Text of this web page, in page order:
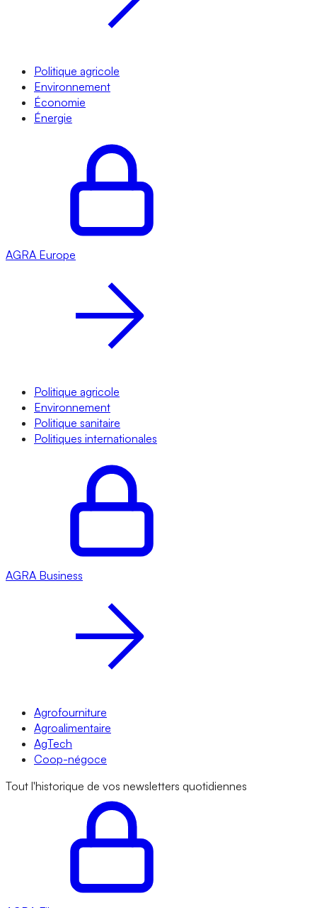
Politique agricole
Environnement
Économie
Énergie
AGRA Europe
Politique agricole
Environnement
Politique sanitaire
Politiques internationales
AGRA Business
Agrofourniture
Agroalimentaire
AgTech
Coop-négoce
Tout l'historique de vos newsletters quotidiennes